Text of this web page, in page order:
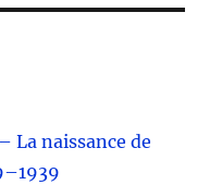
La naissance de